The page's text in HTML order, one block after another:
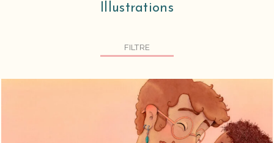
Illustrations
FILTRE